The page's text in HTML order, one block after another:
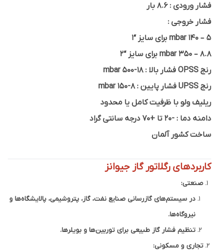
فشار ورودی : 8.6 بار
فشار خروجی :
5 – 140 mbar برای سایز “1
8.8 – 350 mbar برای سایز “2
رنج OPSS فشار بالا : 18-500 mbar
رنج UPSS فشار پایین : 8-150 mbar
ریلیف ولو با ظرفیت کامل یا محدود
دامنه دما : -20 تا +70 درجه سانتی گراد
ساخت کشور آلمان
کاربردهای رگلاتور گاز جیوانز
صنعتی:
در سیستم‌های گازرسانی صنایع نفت، گاز، پتروشیمی، پالایشگاه‌ها و
نیروگاه‌ها.
تنظیم فشار گاز طبیعی برای توربین‌ها و بویلرها.
تجاری و مسکونی: